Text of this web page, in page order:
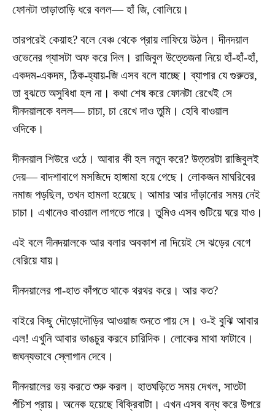
ফোনটা তাড়াতাড়ি ধরে বলল— হাঁ জি, বোলিয়ে।
তারপরেই কেয়াহ? বলে বেঞ্চ থেকে প্রায় লাফিয়ে উঠল। দীনদয়াল
ওভেনের গ্যাসটা অফ করে দিল। রাজিবুল উত্তেজনা নিয়ে হাঁ-হাঁ-হাঁ,
একদম-একদম, ঠিক-হ্যায়-জি এসব বলে যাচ্ছে। ব্যাপার যে গুরুতর,
তা বুঝতে অসুবিধা হল না। কথা শেষ করে ফোনটা রেখেই সে
দীনদয়ালকে বলল— চাচা, চা রেখে দাও তুমি। হেবি বাওয়াল
ওদিকে।
দীনদয়াল শিউরে ওঠে। আবার কী হল নতুন করে? উত্তরটা রাজিবুলই
দেয়— বাদশাবাগে মসজিদে হাঙ্গামা হয়ে গেছে। লোকজন মাঘরিবের
নমাজ পড়ছিল, তখন হামলা হয়েছে। আমার আর দাঁড়ানোর সময় নেই
চাচা। এখানেও বাওয়াল লাগতে পারে। তুমিও এসব গুটিয়ে ঘরে যাও।
এই বলে দীনদয়ালকে আর বলার অবকাশ না দিয়েই সে ঝড়ের বেগে
বেরিয়ে যায়।
দীনদয়ালের পা-হাত কাঁপতে থাকে থরথর করে। আর কত?
বাইরে কিছু দৌড়োদৌড়ির আওয়াজ শুনতে পায় সে। ও-ই বুঝি আবার
এল! এখুনি আবার ভাঙচুর করবে চারিদিক। লোকের মাথা ফাটাবে।
জঘন্যভাবে স্লোগান দেবে।
দীনদয়ালের ভয় করতে শুরু করল। হাতঘড়িতে সময় দেখল, সাতটা
পঁচিশ প্রায়। অনেক হয়েছে বিক্রিবাটা। এখন এসব বন্ধ করে উপরে